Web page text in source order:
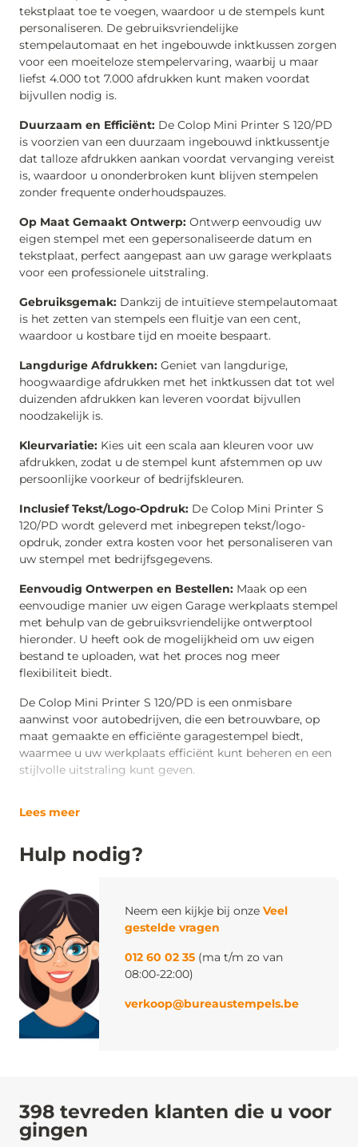
tekstplaat toe te voegen, waardoor u de stempels kunt
personaliseren. De gebruiksvriendelijke
stempelautomaat en het ingebouwde inktkussen zorgen
voor een moeiteloze stempelervaring, waarbij u maar
liefst 4.000 tot 7.000 afdrukken kunt maken voordat
bijvullen nodig is.
Duurzaam en Efficiënt: De Colop Mini Printer S 120/PD
is voorzien van een duurzaam ingebouwd inktkussentje
dat talloze afdrukken aankan voordat vervanging vereist
is, waardoor u ononderbroken kunt blijven stempelen
zonder frequente onderhoudspauzes.
Op Maat Gemaakt Ontwerp: Ontwerp eenvoudig uw
eigen stempel met een gepersonaliseerde datum en
tekstplaat, perfect aangepast aan uw garage werkplaats
voor een professionele uitstraling.
Gebruiksgemak: Dankzij de intuïtieve stempelautomaat
is het zetten van stempels een fluitje van een cent,
waardoor u kostbare tijd en moeite bespaart.
Langdurige Afdrukken: Geniet van langdurige,
hoogwaardige afdrukken met het inktkussen dat tot wel
duizenden afdrukken kan leveren voordat bijvullen
noodzakelijk is.
Kleurvariatie: Kies uit een scala aan kleuren voor uw
afdrukken, zodat u de stempel kunt afstemmen op uw
persoonlijke voorkeur of bedrijfskleuren.
Inclusief Tekst/Logo-Opdruk: De Colop Mini Printer S
120/PD wordt geleverd met inbegrepen tekst/logo-
opdruk, zonder extra kosten voor het personaliseren van
uw stempel met bedrijfsgegevens.
Eenvoudig Ontwerpen en Bestellen: Maak op een
eenvoudige manier uw eigen Garage werkplaats stempel
met behulp van de gebruiksvriendelijke ontwerptool
hieronder. U heeft ook de mogelijkheid om uw eigen
bestand te uploaden, wat het proces nog meer
flexibiliteit biedt.
De Colop Mini Printer S 120/PD is een onmisbare
aanwinst voor autobedrijven, die een betrouwbare, op
maat gemaakte en efficiënte garagestempel biedt,
waarmee u uw werkplaats efficiënt kunt beheren en een
stijlvolle uitstraling kunt geven.
Lees meer
Hulp nodig?
Neem een kijkje bij onze Veel
gestelde vragen
012 60 02 35 (ma t/m zo van
08:00-22:00)
verkoop@bureaustempels.be
398 tevreden klanten die u voor
gingen